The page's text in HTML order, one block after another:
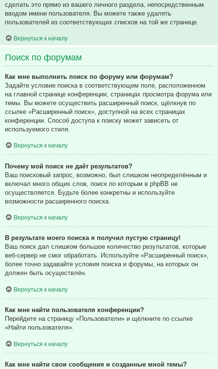
сделать это прямо из вашего личного раздела, непосредственным
вводом имени пользователя. Вы можете также удалять
пользователей из соответствующих списков на той же странице.
Вернуться к началу
Поиск по форумам
Как мне выполнить поиск по форуму или форумам?
Задайте условие поиска в соответствующем поле, расположенном
на главной странице конференции, страницах просмотра форума или
темы. Вы можете осуществить расширенный поиск, щёлкнув по
ссылке «Расширенный поиск», доступной на всех страницах
конференции. Способ доступа к поиску может зависеть от
используемого стиля.
Вернуться к началу
Почему мой поиск не даёт результатов?
Ваш поисковый запрос, возможно, был слишком неопределённым и
включал много общих слов, поиск по которым в phpBB не
осуществляется. Будьте более конкретны и используйте
возможности расширенного поиска.
Вернуться к началу
В результате моего поиска я получил пустую страницу!
Ваш поиск дал слишком большое количество результатов, которые
веб-сервер не смог обработать. Используйте «Расширенный поиск»,
более точно задавайте условия поиска и форумы, на которых он
должен быть осуществлён.
Вернуться к началу
Как мне найти пользователя конференции?
Перейдите на страницу «Пользователи» и щёлкните по ссылке
«Найти пользователя».
Вернуться к началу
Как мне найти свои сообщения и созданные мной темы?